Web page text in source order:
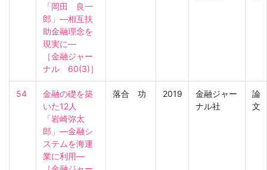
「岡田　良一
郎」―相互扶
助金融理念を
現実に―
［金融ジャー
ナル　60(3)］
54
金融の礎を築
いた12人
「岩崎弥太
郎」―金融シ
ステムを海運
業に利用―
落合 功 2019
金融ジャー
ナル社
論
文